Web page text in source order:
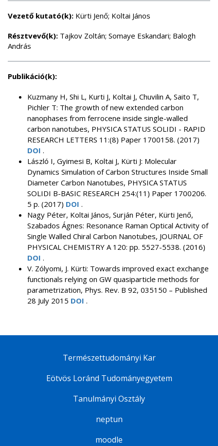
Vezető kutató(k): Kürti Jenő; Koltai János
Résztvevő(k): Tajkov Zoltán; Somaye Eskandari; Balogh
András
Publikáció(k):
Kuzmany H, Shi L, Kurti J, Koltai J, Chuvilin A, Saito T,
Pichler T: The growth of new extended carbon
nanophases from ferrocene inside single-walled
carbon nanotubes, PHYSICA STATUS SOLIDI - RAPID
RESEARCH LETTERS 11:(8) Paper 1700158. (2017)
DOI .
László I, Gyimesi B, Koltai J, Kürti J: Molecular
Dynamics Simulation of Carbon Structures Inside Small
Diameter Carbon Nanotubes, PHYSICA STATUS
SOLIDI B-BASIC RESEARCH 254:(11) Paper 1700206.
5 p. (2017) DOI .
Nagy Péter, Koltai János, Surján Péter, Kürti Jenő,
Szabados Ágnes: Resonance Raman Optical Activity of
Single Walled Chiral Carbon Nanotubes, JOURNAL OF
PHYSICAL CHEMISTRY A 120: pp. 5527-5538. (2016)
DOI .
V. Zólyomi, J. Kürti: Towards improved exact exchange
functionals relying on GW quasiparticle methods for
parametrization, Phys. Rev. B 92, 035150 – Published
28 July 2015 DOI .
Természettudományi Kar
Eötvös Loránd Tudományegyetem
Tanulmányi Osztály
neptun
moodle